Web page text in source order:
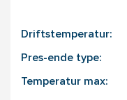
Driftstemperatur:
Pres-ende type:
Temperatur max: